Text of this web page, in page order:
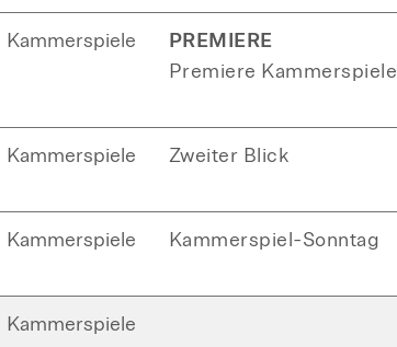
Kammerspiele
PREMIERE
Premiere Kammerspiele
Kammerspiele Zweiter Blick
Kammerspiele Kammerspiel-Sonntag
Kammerspiele